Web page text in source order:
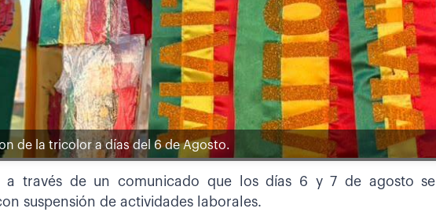
de la tricolor a días del 6 de Agosto.
a través de un comunicado que los días 6 y 7 de agosto se
suspensión de actividades laborales.